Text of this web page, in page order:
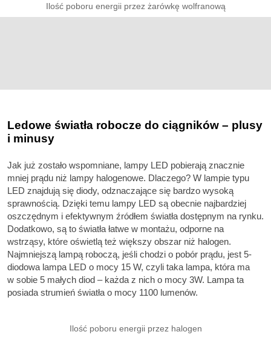
Ilość poboru energii przez żarówkę wolfranową
Ledowe światła robocze do ciągników – plusy
i minusy
Jak już zostało wspomniane, lampy LED pobierają znacznie
mniej prądu niż lampy halogenowe. Dlaczego? W lampie typu
LED znajdują się diody, odznaczające się bardzo wysoką
sprawnością. Dzięki temu lampy LED są obecnie najbardziej
oszczędnym i efektywnym źródłem światła dostępnym na rynku.
Dodatkowo, są to światła łatwe w montażu, odporne na
wstrząsy, które oświetlą też większy obszar niż halogen.
Najmniejszą lampą roboczą, jeśli chodzi o pobór prądu, jest 5-
diodowa lampa LED o mocy 15 W, czyli taka lampa, która ma
w sobie 5 małych diod – każda z nich o mocy 3W. Lampa ta
posiada strumień światła o mocy 1100 lumenów.
Ilość poboru energii przez halogen